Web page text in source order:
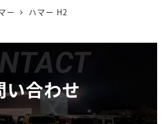
ー ハマー H2
い合わせ